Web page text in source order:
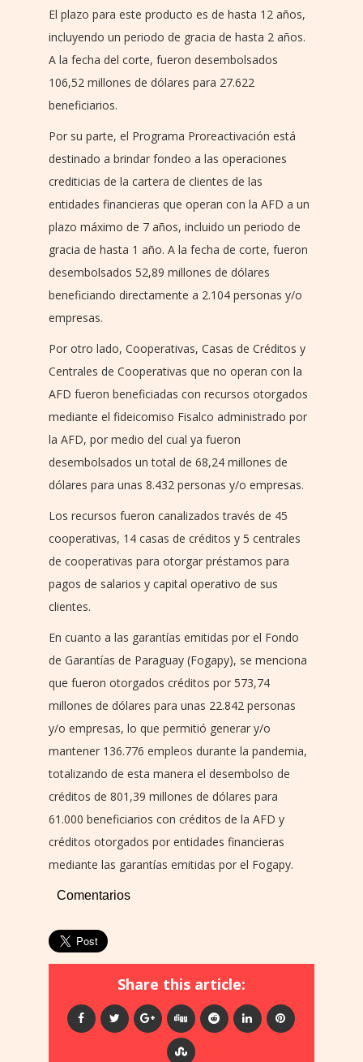
El plazo para este producto es de hasta 12 años,
incluyendo un periodo de gracia de hasta 2 años.
A la fecha del corte, fueron desembolsados
106,52 millones de dólares para 27.622
beneficiarios.
Por su parte, el Programa Proreactivación está
destinado a brindar fondeo a las operaciones
crediticias de la cartera de clientes de las
entidades financieras que operan con la AFD a un
plazo máximo de 7 años, incluido un periodo de
gracia de hasta 1 año. A la fecha de corte, fueron
desembolsados 52,89 millones de dólares
beneficiando directamente a 2.104 personas y/o
empresas.
Por otro lado, Cooperativas, Casas de Créditos y
Centrales de Cooperativas que no operan con la
AFD fueron beneficiadas con recursos otorgados
mediante el fideicomiso Fisalco administrado por
la AFD, por medio del cual ya fueron
desembolsados un total de 68,24 millones de
dólares para unas 8.432 personas y/o empresas.
Los recursos fueron canalizados través de 45
cooperativas, 14 casas de créditos y 5 centrales
de cooperativas para otorgar préstamos para
pagos de salarios y capital operativo de sus
clientes.
En cuanto a las garantías emitidas por el Fondo
de Garantías de Paraguay (Fogapy), se menciona
que fueron otorgados créditos por 573,74
millones de dólares para unas 22.842 personas
y/o empresas, lo que permitió generar y/o
mantener 136.776 empleos durante la pandemia,
totalizando de esta manera el desembolso de
créditos de 801,39 millones de dólares para
61.000 beneficiarios con créditos de la AFD y
créditos otorgados por entidades financieras
mediante las garantías emitidas por el Fogapy.
Comentarios
Share this article: